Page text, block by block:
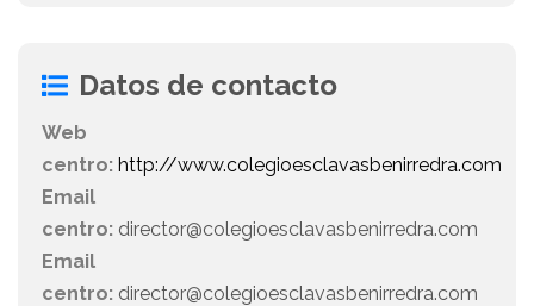
Datos de contacto
Web
centro: http://www.colegioesclavasbenirredra.com
Email
centro: director@colegioesclavasbenirredra.com
Email
centro: director@colegioesclavasbenirredra.com